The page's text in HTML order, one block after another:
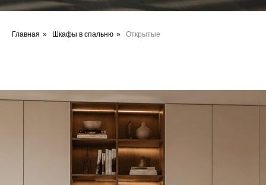
Главная » Шкафы в спальню » Открытые